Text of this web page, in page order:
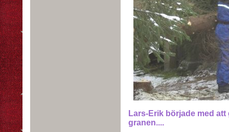
Lars-Erik började med
granen....